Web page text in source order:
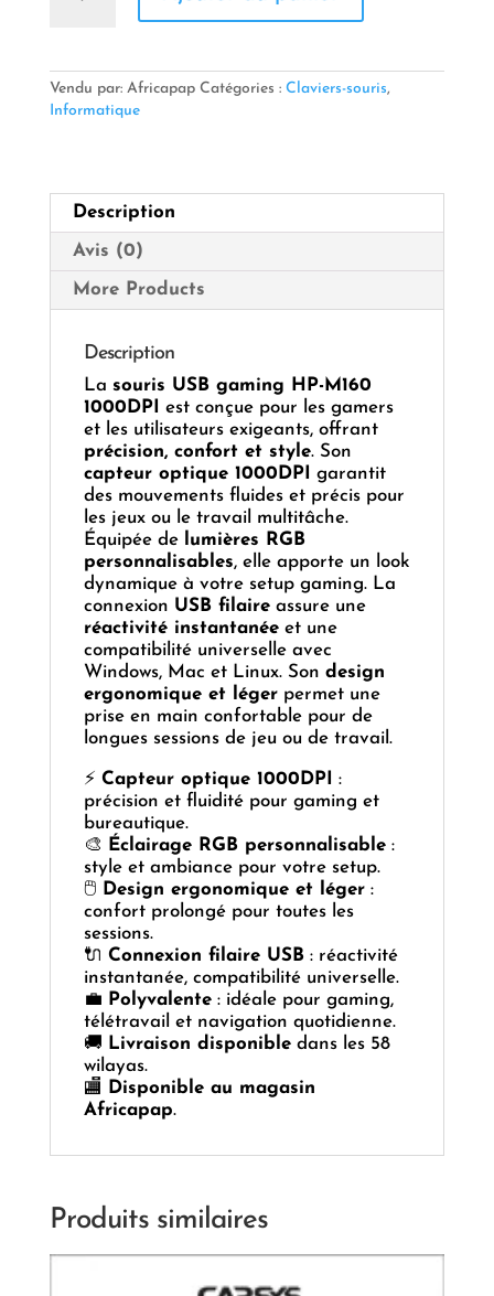
RGB
1000DPI
Vendu par: Africapap Catégories : Claviers-souris,
Informatique
Description
Avis (0)
More Products
Description
La souris USB gaming HP-M160
1000DPI
est conçue pour les gamers
et les utilisateurs exigeants, offrant
précision, confort et style. Son
capteur optique 1000DPI
garantit
des mouvements fluides et précis pour
les jeux ou le travail multitâche.
Équipée de
lumières RGB
personnalisables, elle apporte un look
dynamique à votre setup gaming. La
connexion USB filaireassure une
réactivité instantanéeet une
compatibilité universelle avec
Windows, Mac et Linux. Son design
ergonomique et légerpermet une
prise en main confortable pour de
longues sessions de jeu ou de travail.
⚡ Capteur optique 1000DPI
:
précision et fluidité pour gaming et
bureautique.
🎨
Éclairage RGB personnalisable:
style et ambiance pour votre setup.
🖱️ Design ergonomique et léger:
confort prolongé pour toutes les
sessions.
🔌 Connexion filaire USB: réactivité
instantanée, compatibilité universelle.
💼 Polyvalente: idéale pour gaming,
télétravail et navigation quotidienne.
🚚 Livraison disponibledans les 58
wilayas.
🏬
Disponible au magasin
Africapap.
Produits similaires